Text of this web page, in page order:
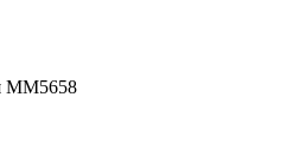
ММ5658